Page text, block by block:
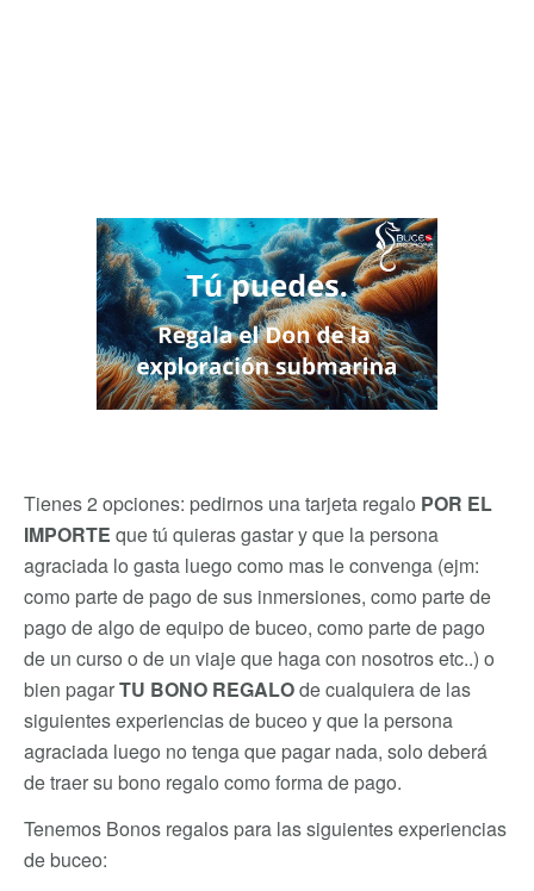
Tienes 2 opciones: pedirnos una tarjeta regalo POR EL
IMPORTE que tú quieras gastar y que la persona
agraciada lo gasta luego como mas le convenga (ejm:
como parte de pago de sus inmersiones, como parte de
pago de algo de equipo de buceo, como parte de pago
de un curso o de un viaje que haga con nosotros etc..) o
bien pagarTU BONO REGALOde cualquiera de las
siguientes experiencias de buceo y que la persona
agraciada luego no tenga que pagar nada, solo deberá
de traer su bono regalo como forma de pago.
Tenemos Bonos regalos para las siguientes experiencias
de buceo: